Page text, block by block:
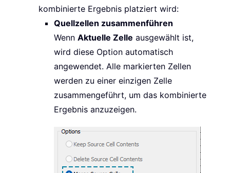
kombinierte Ergebnis platziert wird:
Quellzellen zusammenführen
Wenn Aktuelle Zelle ausgewählt ist,
wird diese Option automatisch
angewendet. Alle markierten Zellen
werden zu einer einzigen Zelle
zusammengeführt, um das kombinierte
Ergebnis anzuzeigen.